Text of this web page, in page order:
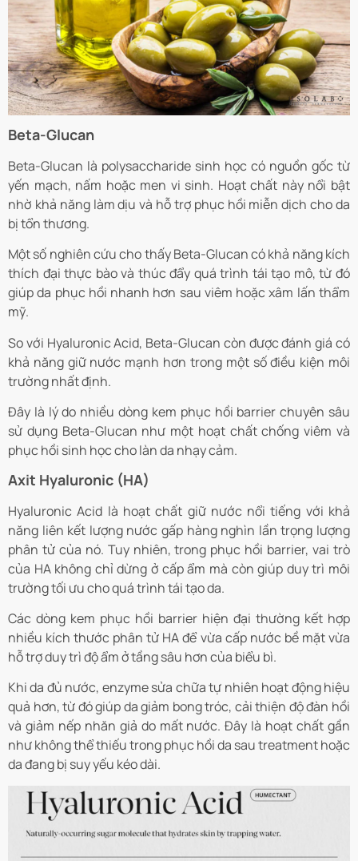
Beta-Glucan
Beta-Glucan là polysaccharide sinh học có nguồn gốc từ
yến mạch, nấm hoặc men vi sinh. Hoạt chất này nổi bật
nhờ khả năng làm dịu và hỗ trợ phục hồi miễn dịch cho da
bị tổn thương.
Một số nghiên cứu cho thấy Beta-Glucan có khả năng kích
thích đại thực bào và thúc đẩy quá trình tái tạo mô, từ đó
giúp da phục hồi nhanh hơn sau viêm hoặc xâm lấn thẩm
mỹ.
So với Hyaluronic Acid, Beta-Glucan còn được đánh giá có
khả năng giữ nước mạnh hơn trong một số điều kiện môi
trường nhất định.
Đây là lý do nhiều dòng kem phục hồi barrier chuyên sâu
sử dụng Beta-Glucan như một hoạt chất chống viêm và
phục hồi sinh học cho làn da nhạy cảm.
Axit Hyaluronic (HA)
Hyaluronic Acid là hoạt chất giữ nước nổi tiếng với khả
năng liên kết lượng nước gấp hàng nghìn lần trọng lượng
phân tử của nó. Tuy nhiên, trong phục hồi barrier, vai trò
của HA không chỉ dừng ở cấp ẩm mà còn giúp duy trì môi
trường tối ưu cho quá trình tái tạo da.
Các dòng kem phục hồi barrier hiện đại thường kết hợp
nhiều kích thước phân tử HA để vừa cấp nước bề mặt vừa
hỗ trợ duy trì độ ẩm ở tầng sâu hơn của biểu bì.
Khi da đủ nước, enzyme sửa chữa tự nhiên hoạt động hiệu
quả hơn, từ đó giúp da giảm bong tróc, cải thiện độ đàn hồi
và giảm nếp nhăn giả do mất nước. Đây là hoạt chất gần
như không thể thiếu trong phục hồi da sau treatment hoặc
da đang bị suy yếu kéo dài.